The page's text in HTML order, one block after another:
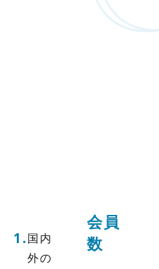
国内
外の
会員
数